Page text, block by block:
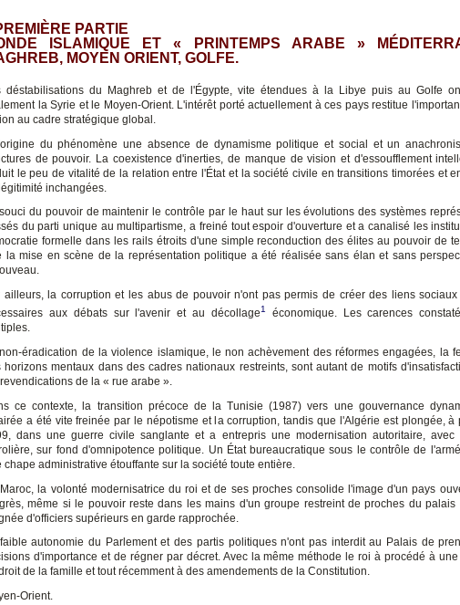
PARTIE
ISLAMIQUE ET « PRINTEMPS ARABE »
MOYEN ORIENT, GOLFE.
déstabilisations du Maghreb et de l'Égypte, vite étendues à la Libye puis au Golfe
la Syrie et le Moyen-Orient. L'intérêt porté actuellement à ces pays restitue
au cadre stratégique global.
du phénomène une absence de dynamisme politique et social et un
de pouvoir. La coexistence d'inerties, de manque de vision et d'essoufflement
le peu de vitalité de la relation entre l'État et la société civile en transitions timorées et
inchangées.
du pouvoir de maintenir le contrôle par le haut sur les évolutions des systèmes
du parti unique au multipartisme, a freiné tout espoir d'ouverture et a canalisé les
formelle dans les rails étroits d'une simple reconduction des élites au pouvoir de
la mise en scène de la représentation politique a été réalisée sans élan et sans
ailleurs, la corruption et les abus de pouvoir n'ont pas permis de créer des liens
aux débats sur l'avenir et au décollage1
économique. Les carences
éradication de la violence islamique, le non achèvement des réformes engagées, la
horizons mentaux dans des cadres nationaux restreints, sont autant de motifs
revendications de la « rue arabe ».
ce contexte, la transition précoce de la Tunisie (1987) vers une gouvernance
a été vite freinée par le népotisme et la corruption, tandis que l'Algérie est plongée, à
dans une guerre civile sanglante et a entrepris une modernisation autoritaire, avec
sur fond d'omnipotence politique. Un État bureaucratique sous le contrôle de
chape administrative étouffante sur la société toute entière.
la volonté modernisatrice du roi et de ses proches consolide l'image d'un pays
même si le pouvoir reste dans les mains d'un groupe restreint de proches du palais
d'officiers supérieurs en garde rapprochée.
autonomie du Parlement et des partis politiques n'ont pas interdit au Palais de
d'importance et de régner par décret. Avec la même méthode le roi à procédé à une
de la famille et tout récemment à des amendements de la Constitution.
Orient.